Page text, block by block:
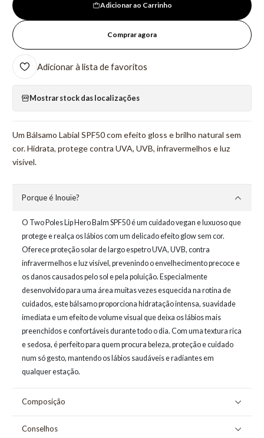
Adicionar ao Carrinho
Comprar agora
Adicionar à lista de favoritos
Mostrar stock das localizações
Um Bálsamo Labial SPF50 com efeito gloss e brilho natural sem
cor. Hidrata, protege contra UVA, UVB, infravermelhos e luz
visível.
Porque é Inouïe?
O Two Poles Lip Hero Balm SPF50 é um cuidado vegan e luxuoso que
protege e realça os lábios com um delicado efeito glow sem cor.
Oferece proteção solar de largo espetro UVA, UVB, contra
infravermelhos e luz visível, prevenindo o envelhecimento precoce e
os danos causados pelo sol e pela poluição. Especialmente
desenvolvido para uma área muitas vezes esquecida na rotina de
cuidados, este bálsamo proporciona hidratação intensa, suavidade
imediata e um efeito de volume visual que deixa os lábios mais
preenchidos e confortáveis durante todo o dia. Com uma textura rica
e sedosa, é perfeito para quem procura beleza, proteção e cuidado
num só gesto, mantendo os lábios saudáveis e radiantes em
qualquer estação.
Composição
Conselhos